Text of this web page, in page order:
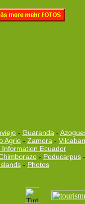
- Guaranda -
Agrio - Zamora -
Information Ecuador
- Poducarpus-
- Photos